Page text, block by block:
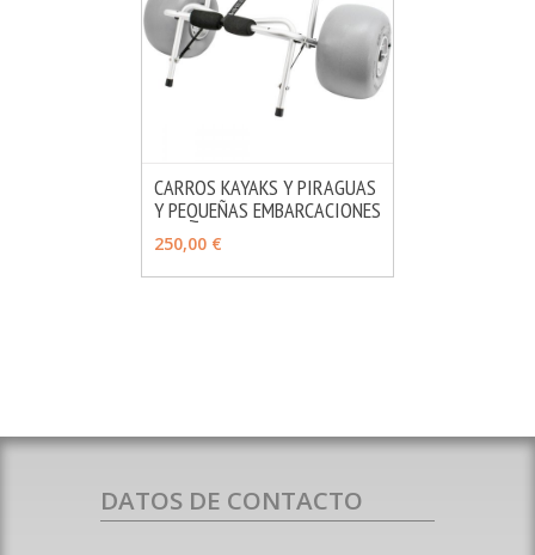
VER OPCIONES MÁS INFO
CARROS KAYAKS Y PIRAGUAS
Y PEQUEÑAS EMBARCACIONES
250,00 €
DATOS DE CONTACTO